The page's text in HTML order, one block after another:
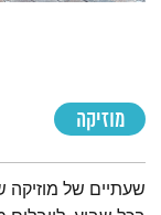
מוזיקה
תמצית
שעתיים של